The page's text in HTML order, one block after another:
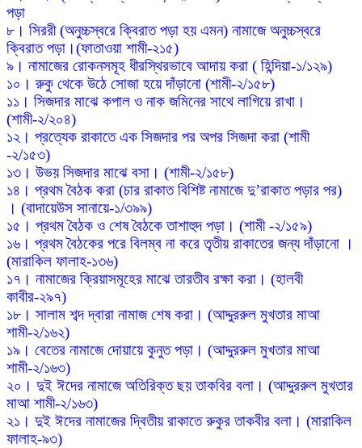
পড়া
৮। সিররী (অনুচ্চস্বরে ক্বিরাত পড়া হয় এমন) নামাজে অনুচ্চস্বরে
ক্বিরাত পড়া।(ফাতাওয়া শামী-২১৫)
৯। নামাজের রোকনসমূহ ধীরস্থিরভাবে আদায় করা ( হিন্দিয়া-১/১২৯)
১০। রুকু থেকে উঠে সোজা হয়ে দাঁড়ানো (শামী-২/১৫৮)
১১। সিজদার মাঝে কপাল ও নাক জমিনের সাথে লাগিয়ে রাখা।
(শামী-২/২০৪)
১২। প্রত্যেক রাকাতে এক সিজদার পর অপর সিজদা করা (শামী
-২/১৫৩)
১৩। উভয় সিজদার মাঝে বসা। (শামী-২/১৫৮)
১৪। প্রথম বৈঠক করা (চার রাকাত বিশিষ্ট নামাজে দু’রাকাত পড়ার পর)
। (বাদায়েউস সানায়ে-১/৩৯৯)
১৫। প্রথম বৈঠক ও শেষ বৈঠকে তাশাহুদ পড়া। (শামী -২/১৫৯)
১৬। প্রথম বৈঠকের পরে বিলম্ব না করে তৃতীয় রাকাতের জন্য দাঁড়ানো ।
(মারাকিল ফালাহ-১৩৬)
১৭। নামাজের ক্রিয়াসমূহের মাঝে তারতীব রক্ষা করা। (হালবী
কাবীর-২৯৭)
১৮। সালাম শব্দ দ্বারা নামাজ শেষ করা। (আদ্দুররুল মুখতার মাআ
শামী-২/১৬২)
১৯। বেতের নামাজে দোয়ায়ে কুনুত পড়া। (আদ্দুররুল মুখতার মাআ
শামী-২/১৬৩)
২০। দুই ঈদের নামাজে অতিরিক্ত ছয় তাকবির বলা। (আদ্দুররুল মুখতার
মাআ শামী-২/১৬৩)
২১। দুই ঈদের নামাজের দ্বিতীয় রাকাতে রুকুর তাকবীর বলা। (মারাকিল
ফালাহ-৯৩)